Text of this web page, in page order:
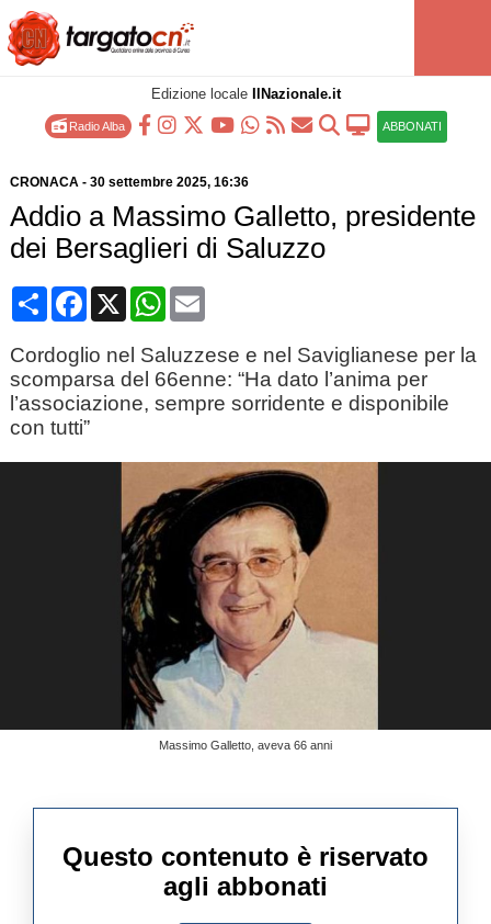
Edizione locale IlNazionale.it
Radio Alba ABBONATI
CRONACA- 30 settembre 2025, 16:36
Addio a Massimo Galletto, presidente
dei Bersaglieri di Saluzzo
CondividiFacebook
X WhatsApp
Email
Cordoglio nel Saluzzese e nel Saviglianese per la
scomparsa del 66enne: “Ha dato l’anima per
l’associazione, sempre sorridente e disponibile
con tutti”
Massimo Galletto, aveva 66 anni
Questo contenuto è riservato
agli abbonati